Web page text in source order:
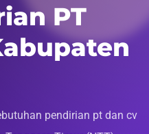
PT
pendirian pt dan cv